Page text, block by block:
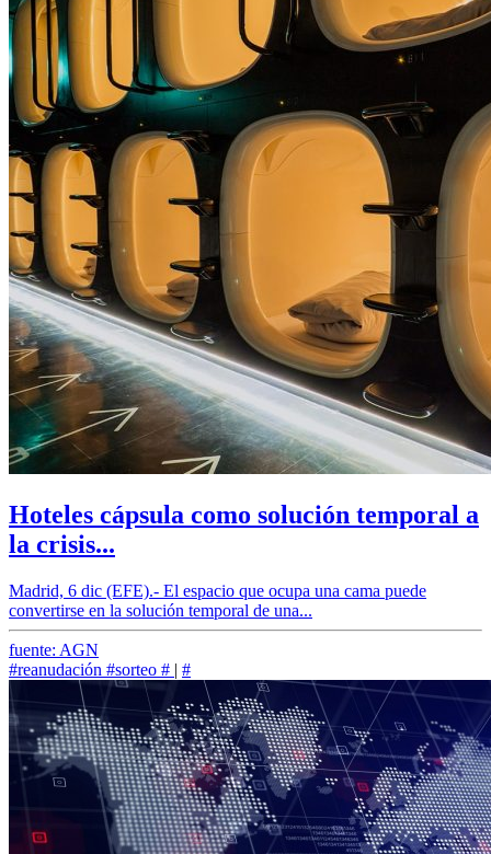
Hoteles cápsula como solución temporal a
la crisis...
Madrid, 6 dic (EFE).- El espacio que ocupa una cama puede
convertirse en la solución temporal de una...
fuente: AGN
#reanudación #sorteo # | #